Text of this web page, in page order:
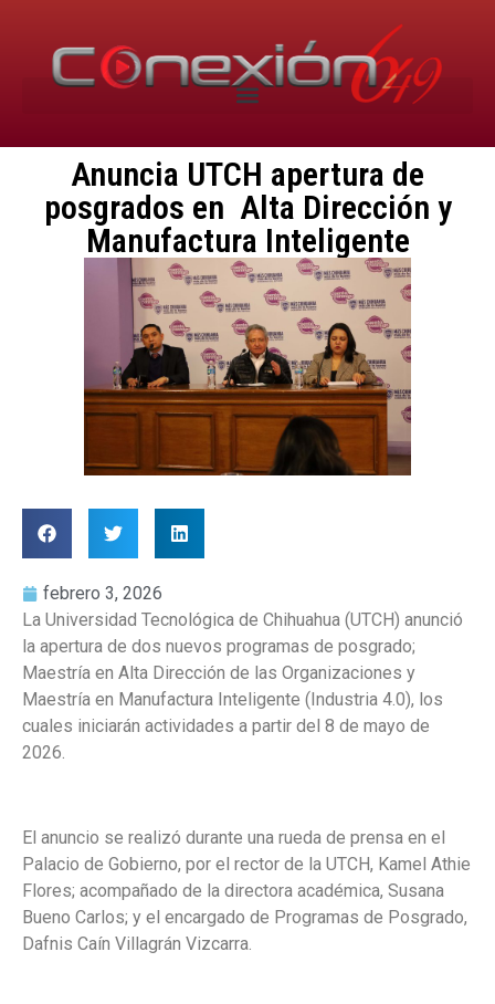
Anuncia UTCH apertura de
posgrados en Alta Dirección y
Manufactura Inteligente
febrero 3, 2026
La Universidad Tecnológica de Chihuahua (UTCH) anunció
la apertura de dos nuevos programas de posgrado;
Maestría en Alta Dirección de las Organizaciones y
Maestría en Manufactura Inteligente (Industria 4.0), los
cuales iniciarán actividades a partir del 8 de mayo de
2026.
El anuncio se realizó durante una rueda de prensa en el
Palacio de Gobierno, por el rector de la UTCH, Kamel Athie
Flores; acompañado de la directora académica, Susana
Bueno Carlos; y el encargado de Programas de Posgrado,
Dafnis Caín Villagrán Vizcarra.